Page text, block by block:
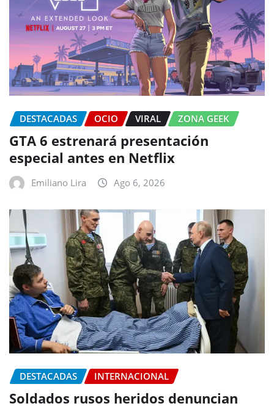
DESTACADAS OCIO VIRAL ZONA GEEK
GTA 6 estrenará presentación
especial antes en Netflix
Emiliano Lira Ago 6, 2026
DESTACADAS INTERNACIONAL
Soldados rusos heridos denuncian